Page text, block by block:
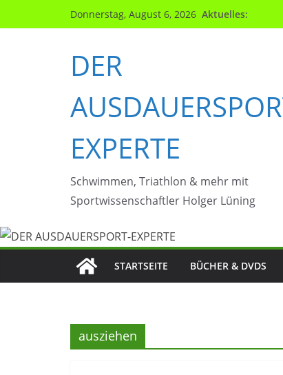
Inhalt
Donnerstag, August 6, 2026 Aktuelles:
DER
EXPERTE
Schwimmen, Triathlon & mehr mit
Sportwissenschaftler Holger Lüning
STARTSEITE BÜCHER & DVDS
ausziehen